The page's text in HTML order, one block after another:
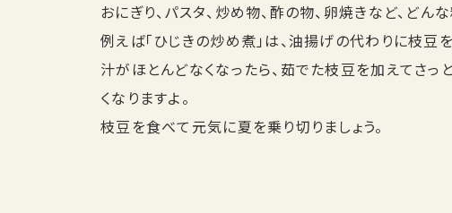
おにぎり、パスタ、炒め物、酢の物、卵焼きなど、どん
例えば「ひじきの炒め煮」は、油揚げの代わりに枝豆
汁がほとんどなくなったら、茹でた枝豆を加えてさっ
くなりますよ。
枝豆を食べて元気に夏を乗り切りましょう。